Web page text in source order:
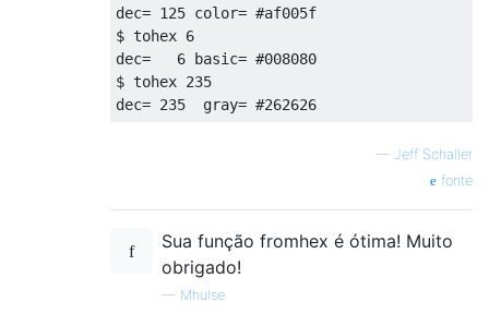
dec= 125 color= #af005f
$ tohex 6
dec= 6 basic= #008080
$ tohex 235
dec= 235
  gray
= #262626
— Jeff Schaller
fonte
Sua função fromhex é ótima! Muito
obrigado!
— Mhulse